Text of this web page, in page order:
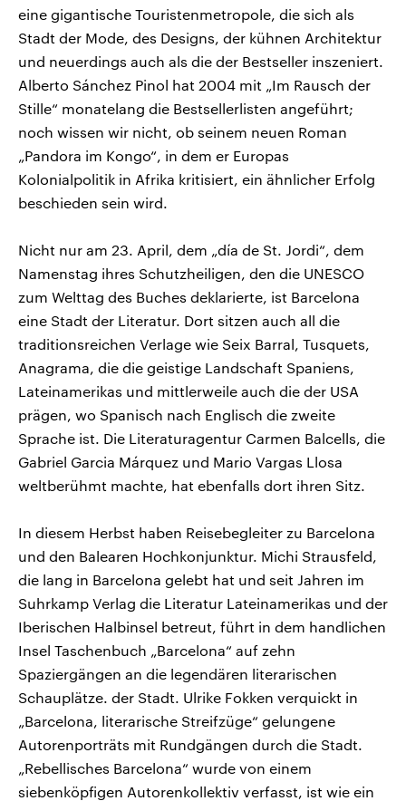
eine gigantische Touristenmetropole, die sich als
Stadt der Mode, des Designs, der kühnen Architektur
und neuerdings auch als die der Bestseller inszeniert.
Alberto Sánchez Pinol hat 2004 mit „Im Rausch der
Stille“ monatelang die Bestsellerlisten angeführt;
noch wissen wir nicht, ob seinem neuen Roman
„Pandora im Kongo“, in dem er Europas
Kolonialpolitik in Afrika kritisiert, ein ähnlicher Erfolg
beschieden sein wird.
Nicht nur am 23. April, dem „día de St. Jordi“, dem
Namenstag ihres Schutzheiligen, den die UNESCO
zum Welttag des Buches deklarierte, ist Barcelona
eine Stadt der Literatur. Dort sitzen auch all die
traditionsreichen Verlage wie Seix Barral, Tusquets,
Anagrama, die die geistige Landschaft Spaniens,
Lateinamerikas und mittlerweile auch die der USA
prägen, wo Spanisch nach Englisch die zweite
Sprache ist. Die Literaturagentur Carmen Balcells, die
Gabriel Garcia Márquez und Mario Vargas Llosa
weltberühmt machte, hat ebenfalls dort ihren Sitz.
In diesem Herbst haben Reisebegleiter zu Barcelona
und den Balearen Hochkonjunktur. Michi Strausfeld,
die lang in Barcelona gelebt hat und seit Jahren im
Suhrkamp Verlag die Literatur Lateinamerikas und der
Iberischen Halbinsel betreut, führt in dem handlichen
Insel Taschenbuch „Barcelona“ auf zehn
Spaziergängen an die legendären literarischen
Schauplätze. der Stadt. Ulrike Fokken verquickt in
„Barcelona, literarische Streifzüge“ gelungene
Autorenporträts mit Rundgängen durch die Stadt.
„Rebellisches Barcelona“ wurde von einem
siebenköpfigen Autorenkollektiv verfasst, ist wie ein